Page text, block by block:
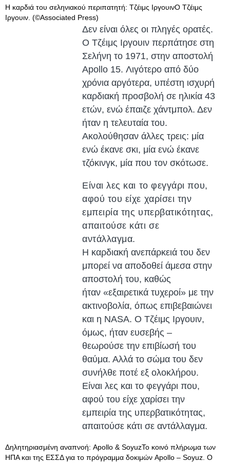
Η καρδιά του σεληνιακού περιπατητή: Τζέιμς ΙργουινΟ Τζέιμς
Ιργουιν. (©Associated Press)
Δεν είναι όλες οι πληγές ορατές.
Ο Τζέιμς Ιργουιν περπάτησε στη
Σελήνη το 1971, στην αποστολή
Apollo 15. Λιγότερο από δύο
χρόνια αργότερα, υπέστη ισχυρή
καρδιακή προσβολή σε ηλικία 43
ετών, ενώ έπαιζε χάντμπολ. Δεν
ήταν η τελευταία του.
Ακολούθησαν άλλες τρεις: μία
ενώ έκανε σκι, μία ενώ έκανε
τζόκινγκ, μία που τον σκότωσε.
Είναι λες και το φεγγάρι που,
αφού του είχε χαρίσει την
εμπειρία της υπερβατικότητας,
απαιτούσε κάτι σε
αντάλλαγμα.
Η καρδιακή ανεπάρκειά του δεν
μπορεί να αποδοθεί άμεσα στην
αποστολή του, καθώς
ήταν «εξαιρετικά τυχεροί» με την
ακτινοβολία, όπως επιβεβαιώνει
και η NASA. Ο Τζέιμς Ιργουιν,
όμως, ήταν ευσεβής –
θεωρούσε την επιβίωσή του
θαύμα. Αλλά το σώμα του δεν
συνήλθε ποτέ εξ ολοκλήρου.
Είναι λες και το φεγγάρι που,
αφού του είχε χαρίσει την
εμπειρία της υπερβατικότητας,
απαιτούσε κάτι σε αντάλλαγμα.
Δηλητηριασμένη αναπνοή: Apollo & SoyuzΤο κοινό πλήρωμα των
ΗΠΑ και της ΕΣΣΔ για το πρόγραμμα δοκιμών Apollo – Soyuz. Ο